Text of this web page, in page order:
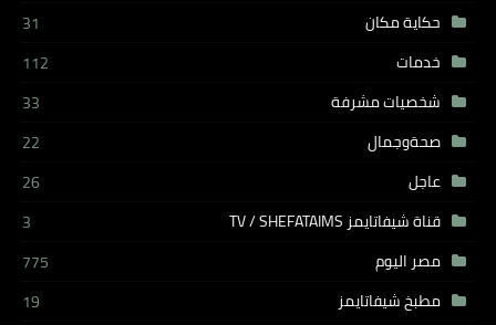
حكاية مكان
31
خدمات
112
شخصيات مشرفة
33
صحةوجمال
22
عاجل
26
قناة شيفاتايمز TV / SHEFATAIMS
3
مصر اليوم
775
مطبخ شيفاتايمز
19